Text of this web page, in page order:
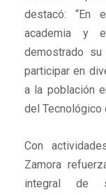
destacó: “En
academia y
demostrado
participar en
a la población
del Tecnológico
Con
Zamora
integral de